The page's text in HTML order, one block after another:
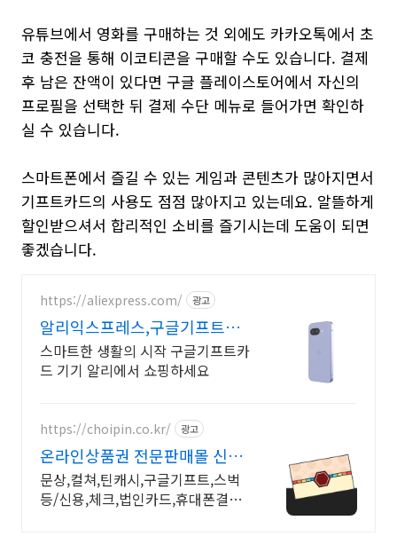
유튜브에서 영화를 구매하는 것 외에도 카카오톡에서 초
코 충전을 통해 이코티콘을 구매할 수도 있습니다. 결제
후 남은 잔액이 있다면 구글 플레이스토어에서 자신의
프로필을 선택한 뒤 결제 수단 메뉴로 들어가면 확인하
실 수 있습니다.
스마트폰에서 즐길 수 있는 게임과 콘텐츠가 많아지면서
기프트카드의 사용도 점점 많아지고 있는데요. 알뜰하게
할인받으셔서 합리적인 소비를 즐기시는데 도움이 되면
좋겠습니다.
https://aliexpress.com/ 광고
알리익스프레스,구글기프트카
드 내 맘에 쏙드는 오늘의 특가
스마트한 생활의 시작 구글기프트카
드 기기 알리에서 쇼핑하세요
https://choipin.co.kr/ 광고
온라인상품권 전문판매몰 신용
카드, 휴대폰 결제 OK
문상,컬쳐,틴캐시,구글기프트,스벅
등/신용,체크,법인카드,휴대폰결제